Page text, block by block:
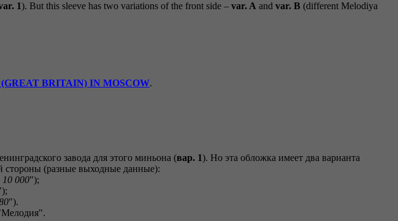
1). But this sleeve has two variations of the front side – var. A and var. B (different Melodiya
BRITAIN) IN MOSCOW.
завода для этого миньона (вар. 1). Но эта обложка имеет два варианта
(разные выходные данные):
10 000");
").